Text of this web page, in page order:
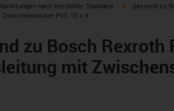
arrow-right nach Hersteller Standard igus-icon-
passend zu
PVC 10 x d
zu Bosch Rexroth
mit